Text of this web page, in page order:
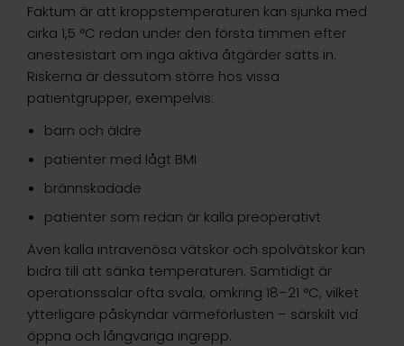
Faktum är att kroppstemperaturen kan sjunka med
cirka 1,5 °C redan under den första timmen efter
anestesistart om inga aktiva åtgärder sätts in.
Riskerna är dessutom större hos vissa
patientgrupper, exempelvis:
barn och äldre
patienter med lågt BMI
brännskadade
patienter som redan är kalla preoperativt
Även kalla intravenösa vätskor och spolvätskor kan
bidra till att sänka temperaturen. Samtidigt är
operationssalar ofta svala, omkring 18–21 °C, vilket
ytterligare påskyndar värmeförlusten – särskilt vid
öppna och långvariga ingrepp.